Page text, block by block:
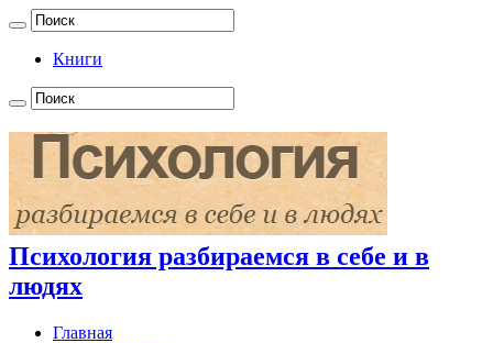
Книги
Психология разбираемся в себе и в
людях
Главная